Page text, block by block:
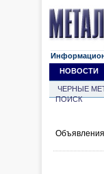
НОВОСТИ
ЧЕРНЫЕ
ПОИСК